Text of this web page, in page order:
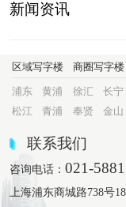
新闻资讯
区域写字楼 商圈写字楼
浦东 黄浦 徐汇 长宁
松江
青浦 奉贤 金山
联系我们
咨询电话：021-
上海浦东商城路738号